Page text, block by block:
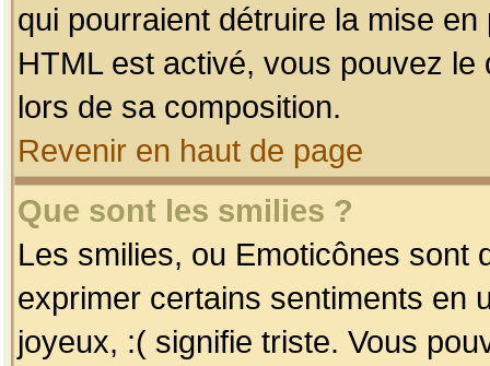
qui pourraient détruire la mise
HTML est activé, vous pouvez
lors de sa composition.
Revenir en haut de page
Que sont les smilies ?
Les smilies, ou Emoticônes sont
exprimer certains sentiments en
joyeux, :( signifie triste. Vous